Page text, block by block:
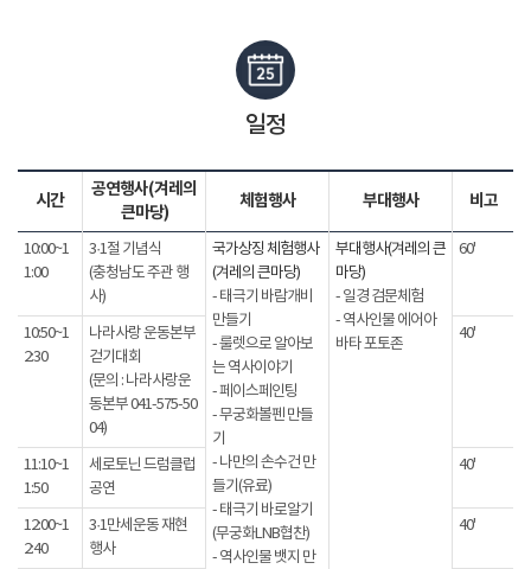
일정
시간
공연행사(겨레의
큰마당)
체험행사 부대행사 비고
10:00~1
1:00
3·1절 기념식
(충청남도 주관 행
사)
국가상징 체험행사
(겨레의 큰마당)
- 태극기 바람개비
만들기
- 룰렛으로 알아보
는 역사이야기
- 페이스페인팅
- 무궁화볼펜 만들
기
- 나만의 손수건 만
들기(유료)
- 태극기 바로알기
(무궁화LNB협찬)
- 역사인물 뱃지 만
부대행사(겨레의 큰
마당)
- 일경 검문체험
- 역사인물 에어아
바타 포토존
60'
10:50~1
2:30
나라사랑 운동본부
걷기대회
(문의 : 나라사랑운
동본부 041-575-50
04)
40'
11:10~1
1:50
세로토닌 드럼클럽
공연
40'
12:00~1
2:40
3·1만세운동 재현
행사
40'